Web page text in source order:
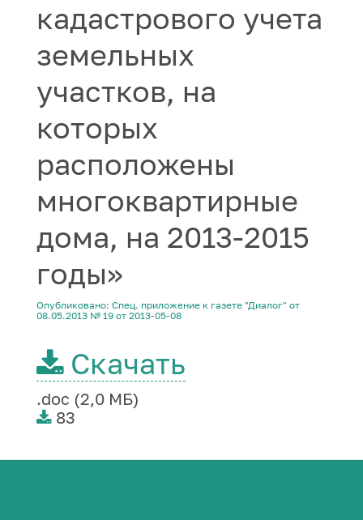
кадастрового учета
земельных
участков, на
которых
расположены
многоквартирные
дома, на 2013-2015
годы»
Опубликовано: Спец. приложение к газете "Диалог" от
08.05.2013 № 19 от 2013-05-08
Скачать
.doc (2,0 МБ)
83